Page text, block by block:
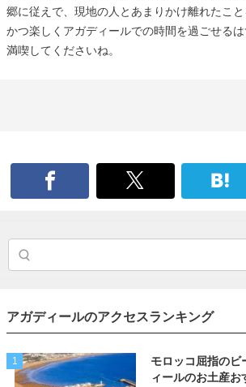
郷に従えで、現地の人とあまりかけ離れたこ
かつ楽しくアガディールでの時間を過ごせる
満喫してくださいね。
アガディールのアクセスランキング
1
モロッコ屈指のビ
ィールのお土産お